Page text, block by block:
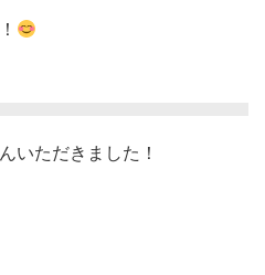
いただきました！